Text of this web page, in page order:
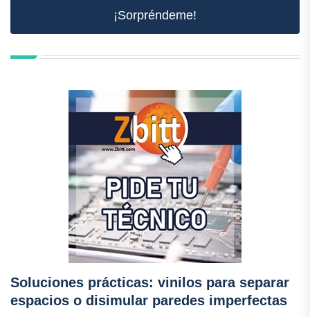
¡Sorpréndeme!
Soluciones prácticas: vinilos para separar
espacios o disimular paredes imperfectas